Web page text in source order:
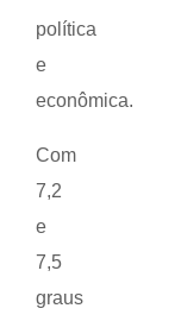
política
e
econômica.
Com
7,2
e
7,5
graus